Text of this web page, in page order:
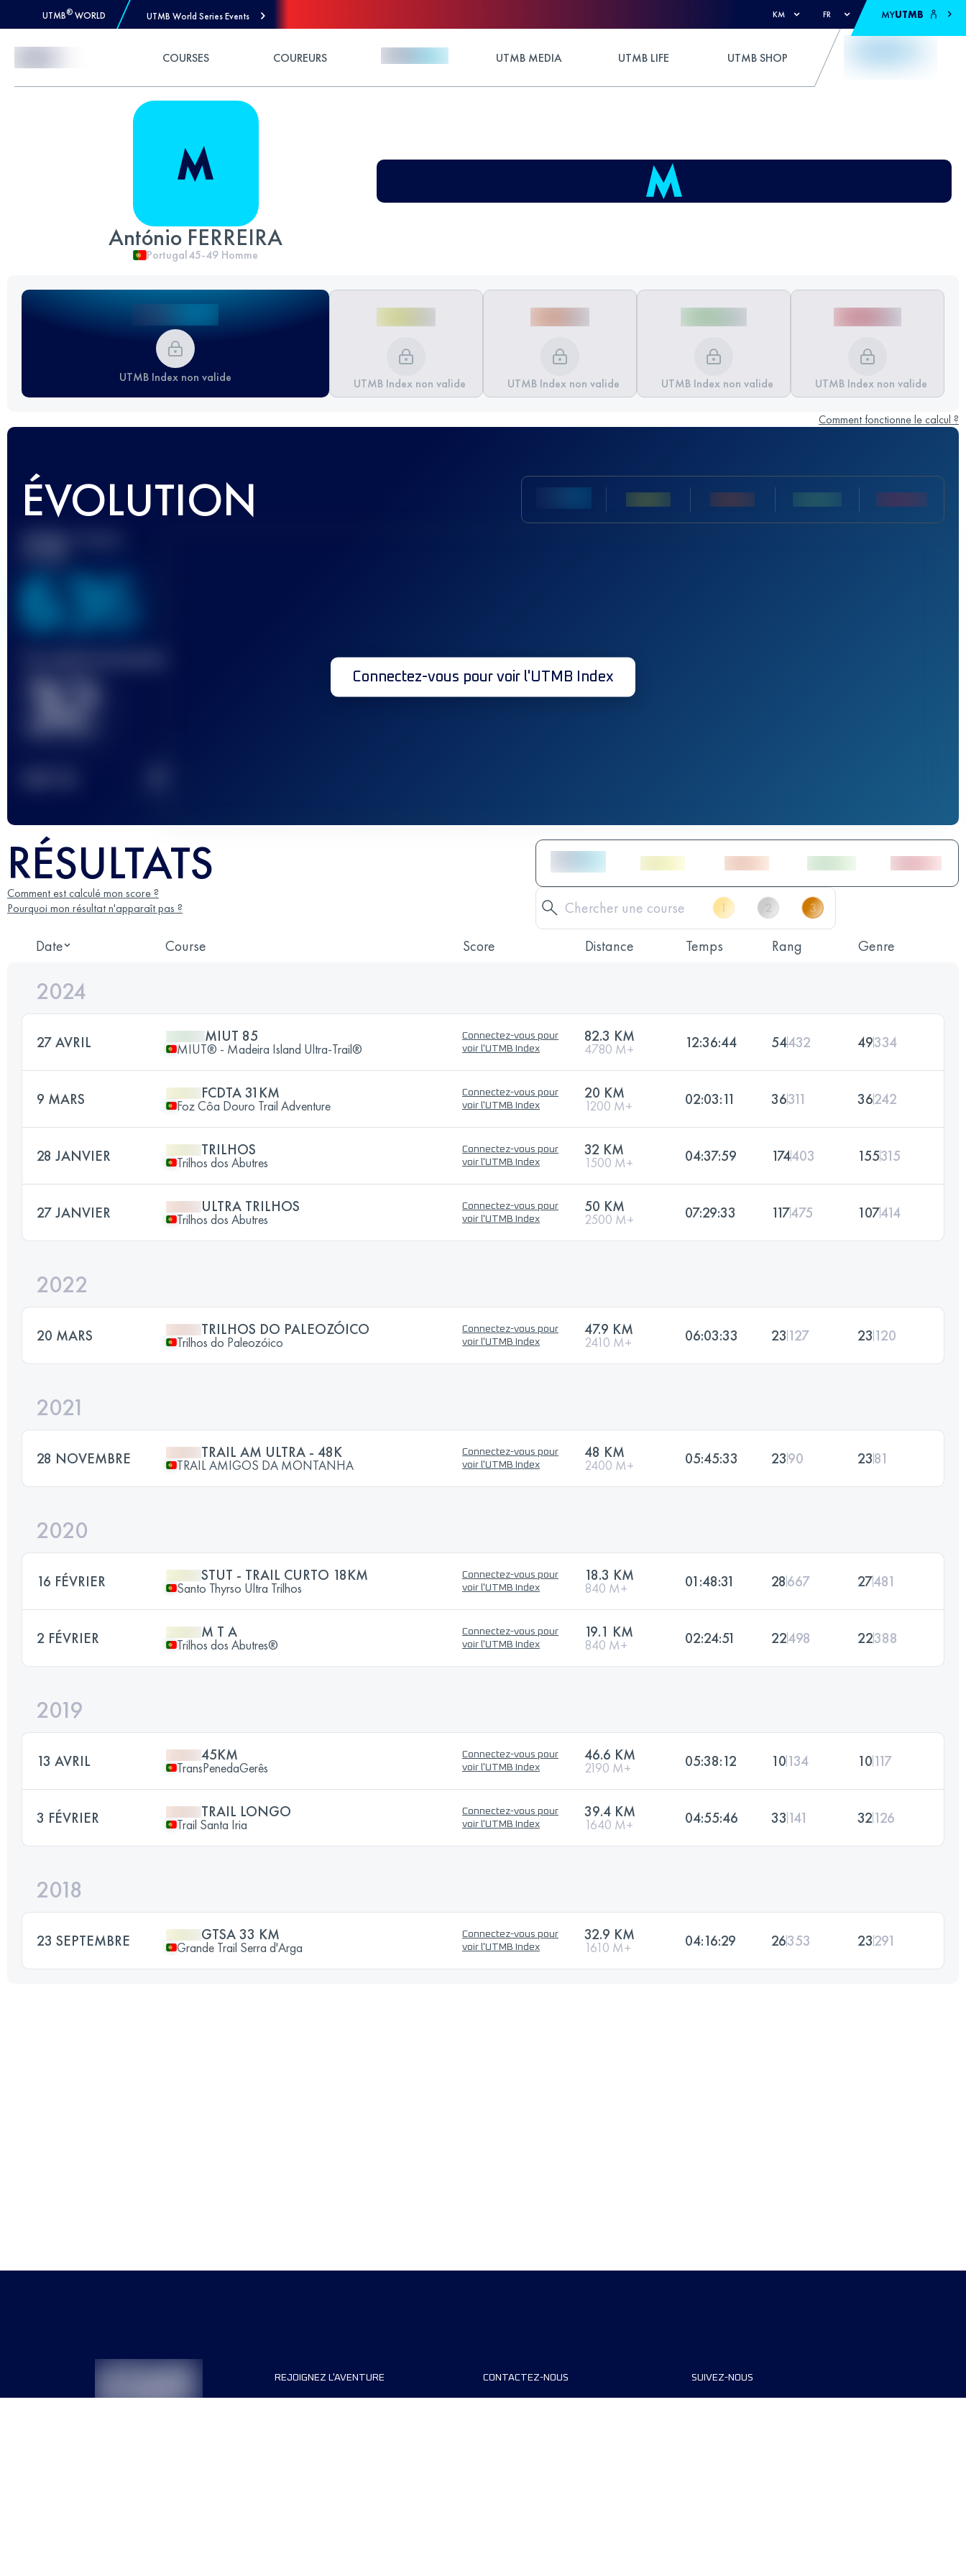
UTMB® WORLD UTMB World Series Events KM FR MYUTMB
COURSES COUREURS UTMB MEDIA UTMB LIFE UTMB SHOP
António FERREIRA
Portugal45-49 Homme
UTMB Index non valide UTMB Index non valide UTMB Index non valide UTMB Index non valide UTMB Index non valide
Comment fonctionne le calcul ?
ÉVOLUTION
Meilleur Score
636
32 Connectez-vous pour voir l'UTMB Index
RÉSULTATS
Comment est calculé mon score ?
Pourquoi mon résultat n'apparaît pas ?
Date Course Score Distance Temps Rang Genre
2024
27 AVRIL MIUT 85
MIUT® - Madeira Island Ultra-Trail®
Connectez-vous pour
voir l'UTMB Index
82.3 KM
4780 M+ 12:36:44 54432 49334
9 MARS FCDTA 31KM
Foz Côa Douro Trail Adventure
Connectez-vous pour
voir l'UTMB Index
20 KM
1200 M+ 02:03:11 36311 36242
28 JANVIER TRILHOS
Trilhos dos Abutres
Connectez-vous pour
voir l'UTMB Index
32 KM
1500 M+ 04:37:59 174403 155315
27 JANVIER ULTRA TRILHOS
Trilhos dos Abutres
Connectez-vous pour
voir l'UTMB Index
50 KM
2500 M+ 07:29:33 117475 107414
2022
20 MARS TRILHOS DO PALEOZÓICO
Trilhos do Paleozóico
Connectez-vous pour
voir l'UTMB Index
47.9 KM
2410 M+ 06:03:33 23 127 23 120
2021
28 NOVEMBRE TRAIL AM ULTRA - 48K
TRAIL AMIGOS DA MONTANHA
Connectez-vous pour
voir l'UTMB Index
48 KM
2400 M+ 05:45:33 2390 2381
2020
16 FÉVRIER STUT - TRAIL CURTO 18KM
Santo Thyrso Ultra Trilhos
Connectez-vous pour
voir l'UTMB Index
18.3 KM
840 M+ 01:48:31 28667 27481
2 FÉVRIER M T A
Trilhos dos Abutres®
Connectez-vous pour
voir l'UTMB Index
19.1 KM
840 M+ 02:24:51 22498 22388
2019
13 AVRIL 45KM
TransPenedaGerês
Connectez-vous pour
voir l'UTMB Index
46.6 KM
2190 M+ 05:38:12 10134 10117
3 FÉVRIER TRAIL LONGO
Trail Santa Iria
Connectez-vous pour
voir l'UTMB Index
39.4 KM
1640 M+ 04:55:46 33 141 32126
2018
23 SEPTEMBRE GTSA 33 KM
Grande Trail Serra d'Arga
Connectez-vous pour
voir l'UTMB Index
32.9 KM
1610 M+ 04:16:29 26353 23291
REJOIGNEZ L'AVENTURE CONTACTEZ-NOUS SUIVEZ-NOUS